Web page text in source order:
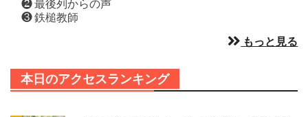
❷ 最後列からの声
❸ 鉄槌教師
もっと見る
本日のアクセスランキング